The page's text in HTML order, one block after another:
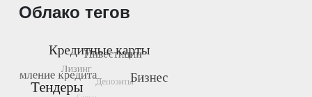
Облако тегов